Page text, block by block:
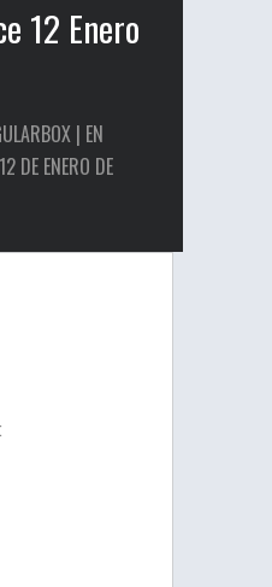
12 Enero
| EN
DE ENERO DE